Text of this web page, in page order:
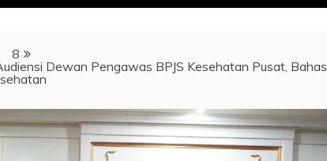
8
Dewan Pengawas BPJS Kesehatan Pusat, Bahas